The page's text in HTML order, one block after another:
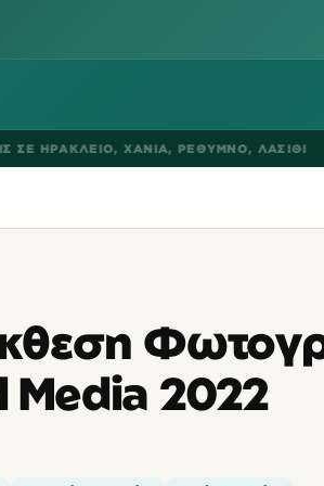
,ΧΑΝΙΑ ,ΡΕΘΥΜΝΟ,ΛΑΣΙΘΙ
2022